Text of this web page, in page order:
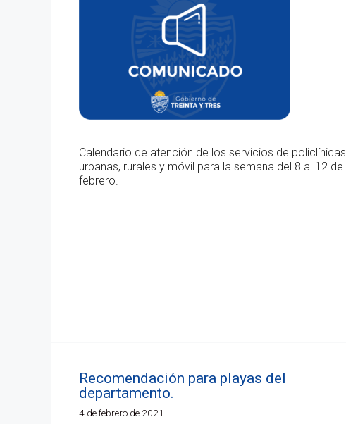
Calendario de atención de los servicios de policlínicas
urbanas, rurales y móvil para la semana del 8 al 12 de
febrero.
Recomendación para playas del
departamento.
4 de febrero de 2021